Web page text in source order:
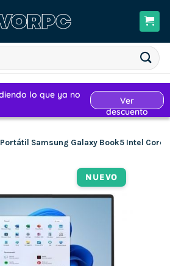
Portátil Samsung Galaxy Book5 Intel Core
NUEVO